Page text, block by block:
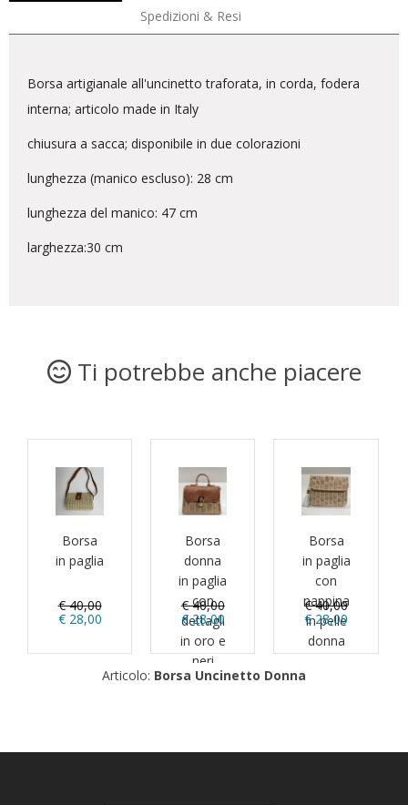
Spedizioni & Resi
Borsa artigianale all'uncinetto traforata, in corda, fodera
interna; articolo made in Italy
chiusura a sacca; disponibile in due colorazioni
lunghezza (manico escluso): 28 cm
lunghezza del manico: 47 cm
larghezza:30 cm
Ti potrebbe anche piacere
Borsa
in paglia
€ 40,00
€ 28,00
Borsa
donna
in paglia
con
dettagli
in oro e
neri
€ 40,00
€ 28,00
Borsa
in paglia
con
nappina
in pelle
donna
€ 40,00
€ 28,00
Articolo: Borsa Uncinetto Donna